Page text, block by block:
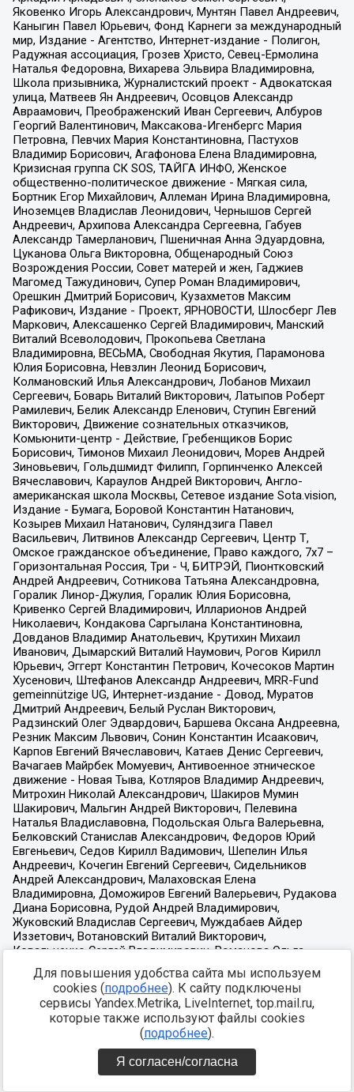
Для повышения удобства сайта мы используем
cookies (подробнее). К сайту подключены
сервисы Yandex.Metrika, LiveInternet, top.mail.ru,
которые также используют файлы cookies
(подробнее).
Я согласен/согласна